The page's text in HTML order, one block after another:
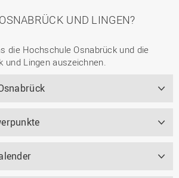
UND LINGEN?
die Hochschule Osnabrück und die
und Lingen auszeichnen.